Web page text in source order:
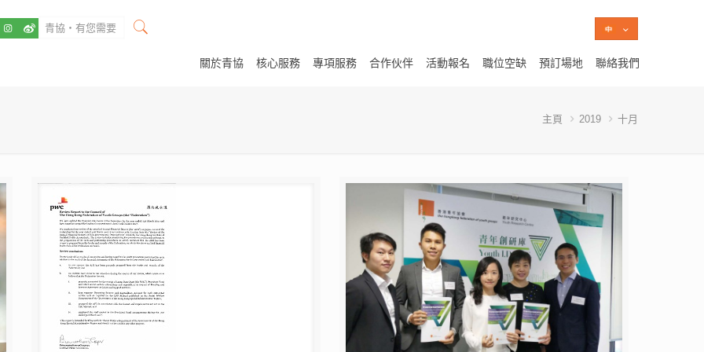
關於青協 核心服務 專項服務 合作伙伴 活動報名 職位空缺 預訂場地 聯絡我們
主頁 2019 十月